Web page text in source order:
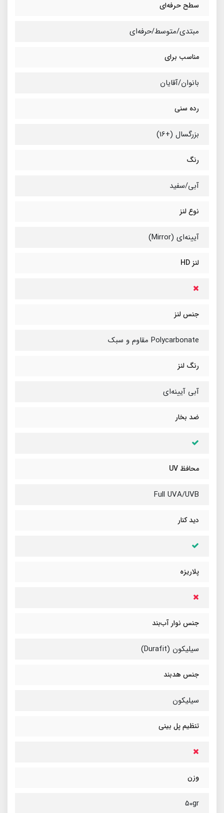
سطح حرفه‌ای
مبتدی/متوسط/حرفه‌ای
مناسب برای
بانوان/آقایان
رده سنی
بزرگسال (+16)
رنگ
آبی/سفید
نوع لنز
آیینه‌ای (Mirror)
لنز HD
جنس لنز
Polycarbonate مقاوم و سبک
رنگ لنز
آبی آیینه‌ای
ضد بخار
محافظ UV
Full UVA/UVB
دید کنار
پلاریزه
جنس نوار آب‌بند
سیلیکون (Durafit)
جنس هدبند
سیلیکون
تنظیم پل بینی
وزن
50gr